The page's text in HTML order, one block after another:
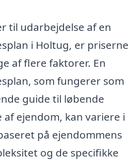
til udarbejdelse af en
i Holtug, er priserne
af flere faktorer. En
som fungerer som
guide til løbende
af ejendom, kan variere i
på ejendommens
og de specifikke